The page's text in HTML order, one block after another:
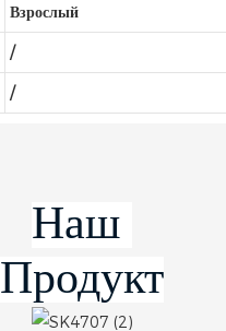
Взрослый
/
/
Продукт